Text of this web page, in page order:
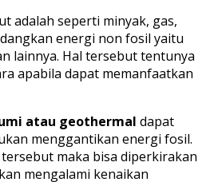
adalah seperti minyak, gas,
energi non fosil yaitu
lainnya. Hal tersebut tentunya
apabila dapat memanfaatkan
atau geothermal dapat
menggantikan energi fosil.
maka bisa diperkirakan
mengalami kenaikan